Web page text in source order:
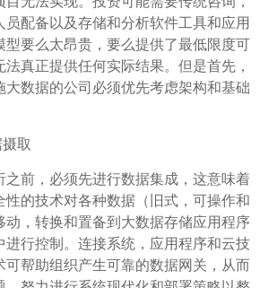
员配备以及存储和分析软件工具和应用
型要么太昂贵，要么提供了最低限度可
真正提供任何实际结果。但是首先，
大数据的公司必须优先考虑架构和基础
取
之前，必须先进行数据集成，这意味着
性的技术对各种数据（旧式，可操作和
动，转换和置备到大数据存储应用程序
进行控制。连接系统，应用程序和云技
可帮助组织产生可靠的数据网关，从而